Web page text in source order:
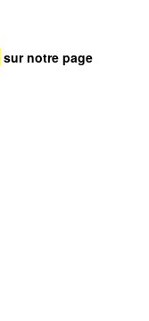
sur notre page